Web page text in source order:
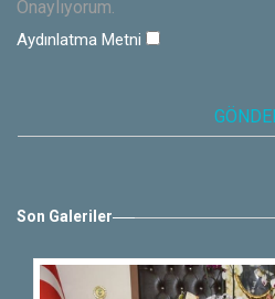
Onaylıyorum.
Aydınlatma Metni
Son Galeriler